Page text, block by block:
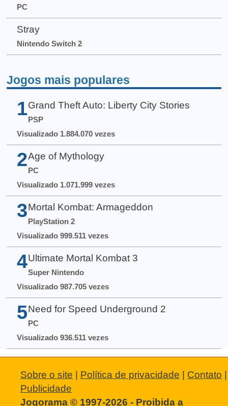
PC
Stray
Nintendo Switch 2
Jogos mais populares
1 Grand Theft Auto: Liberty City Stories
PSP
Visualizado 1.884.070 vezes
2 Age of Mythology
PC
Visualizado 1.071.999 vezes
3 Mortal Kombat: Armageddon
PlayStation 2
Visualizado 999.511 vezes
4 Ultimate Mortal Kombat 3
Super Nintendo
Visualizado 987.705 vezes
5 Need for Speed Underground 2
PC
Visualizado 936.511 vezes
Sobre o site | Política de privacidade | Contato |
Publicidade
Jogorama © 1997-2026 - Proibida a